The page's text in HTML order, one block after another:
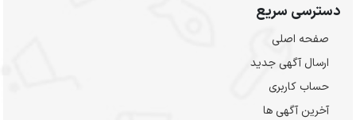
دسترسی سریع
صفحه اصلی
ارسال‌ آگهی جدید
حساب کاربری
آخرین آگهی ها